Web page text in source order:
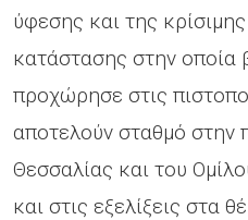
ύφεσης και της
κατάστασης στην οποία
προχώρησε στις
αποτελούν σταθμό στην
Θεσσαλίας και του
και στις εξελίξεις στα